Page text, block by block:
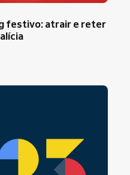
festivo: atrair e reter